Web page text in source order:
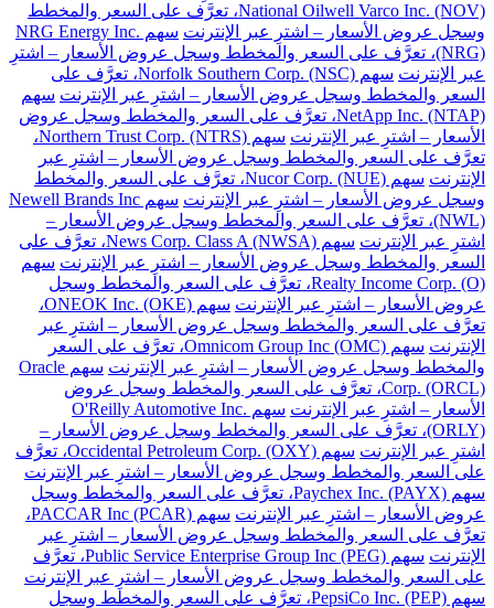
National Oilwell Varco Inc. (NOV)، تعرَّف على السعر والمخطط
وسجل عروض الأسعار – اشترِ عبر الإنترنت
سهم NRG Energy Inc.
(NRG)، تعرَّف على السعر والمخطط وسجل عروض الأسعار – اشترِ
عبر الإنترنت
سهم Norfolk Southern Corp. (NSC)، تعرَّف على
السعر والمخطط وسجل عروض الأسعار – اشترِ عبر الإنترنت سهم
NetApp Inc. (NTAP)، تعرَّف على السعر والمخطط وسجل عروض
الأسعار – اشترِ عبر الإنترنت
سهم Northern Trust Corp. (NTRS)،
تعرَّف على السعر والمخطط وسجل عروض الأسعار – اشترِ عبر
الإنترنت
سهم Nucor Corp. (NUE)، تعرَّف على السعر والمخطط
وسجل عروض الأسعار – اشترِ عبر الإنترنت
سهم Newell Brands Inc
(NWL)، تعرَّف على السعر والمخطط وسجل عروض الأسعار –
اشترِ عبر الإنترنت
سهم News Corp. Class A (NWSA)، تعرَّف على
السعر والمخطط وسجل عروض الأسعار – اشترِ عبر الإنترنت سهم
Realty Income Corp. (O)، تعرَّف على السعر والمخطط وسجل
عروض الأسعار – اشترِ عبر الإنترنت
سهم ONEOK Inc. (OKE)،
تعرَّف على السعر والمخطط وسجل عروض الأسعار – اشترِ عبر
الإنترنت
سهم Omnicom Group Inc (OMC)، تعرَّف على السعر
والمخطط وسجل عروض الأسعار – اشترِ عبر الإنترنت
سهم Oracle
Corp. (ORCL)، تعرَّف على السعر والمخطط وسجل عروض
الأسعار – اشترِ عبر الإنترنت
سهم O'Reilly Automotive Inc.
(ORLY)، تعرَّف على السعر والمخطط وسجل عروض الأسعار –
اشترِ عبر الإنترنت
سهم Occidental Petroleum Corp. (OXY)، تعرَّف
على السعر والمخطط وسجل عروض الأسعار – اشترِ عبر الإنترنت
سهم Paychex Inc. (PAYX)، تعرَّف على السعر والمخطط وسجل
عروض الأسعار – اشترِ عبر الإنترنت
سهم PACCAR Inc (PCAR)،
تعرَّف على السعر والمخطط وسجل عروض الأسعار – اشترِ عبر
الإنترنت
سهم Public Service Enterprise Group Inc (PEG)، تعرَّف
على السعر والمخطط وسجل عروض الأسعار – اشترِ عبر الإنترنت
سهم PepsiCo Inc. (PEP)، تعرَّف على السعر والمخطط وسجل